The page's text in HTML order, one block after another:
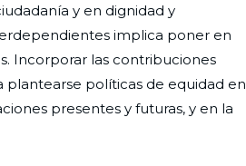
y en dignidad y
implica poner en
Incorporar las contribuciones
plantearse políticas de equidad en
presentes y futuras, y en la